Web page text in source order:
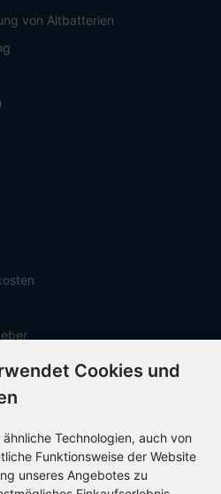
von Altbatterien
Cookies und
Technologien, auch von
Funktionsweise der Website
unseres Angebotes zu